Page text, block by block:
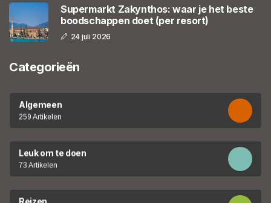
Supermarkt Zakynthos: waar je het beste
boodschappen doet (per resort)
24 juli 2026
Categorieën
Algemeen
259 Artikelen
Leuk om te doen
73 Artikelen